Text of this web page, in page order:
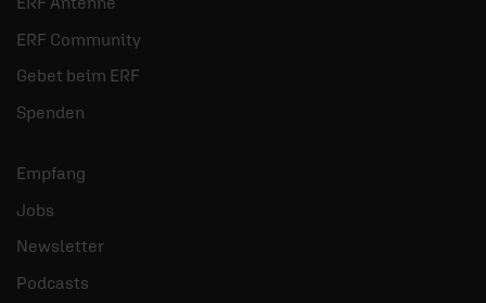
ERF Community
Gebet beim ERF
Spenden
Empfang
Jobs
Newsletter
Podcasts